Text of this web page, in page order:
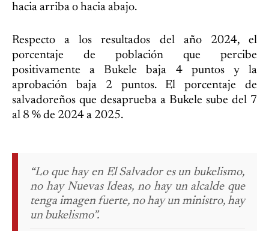
hacia arriba o hacia abajo.
Respecto a los resultados del año 2024, el
porcentaje de población que percibe
positivamente a Bukele baja 4 puntos y la
aprobación baja 2 puntos. El porcentaje de
salvadoreños que desaprueba a Bukele sube del 7
al 8 % de 2024 a 2025.
“Lo que hay en El Salvador es un bukelismo,
no hay Nuevas Ideas, no hay un alcalde que
tenga imagen fuerte, no hay un ministro, hay
un bukelismo”.